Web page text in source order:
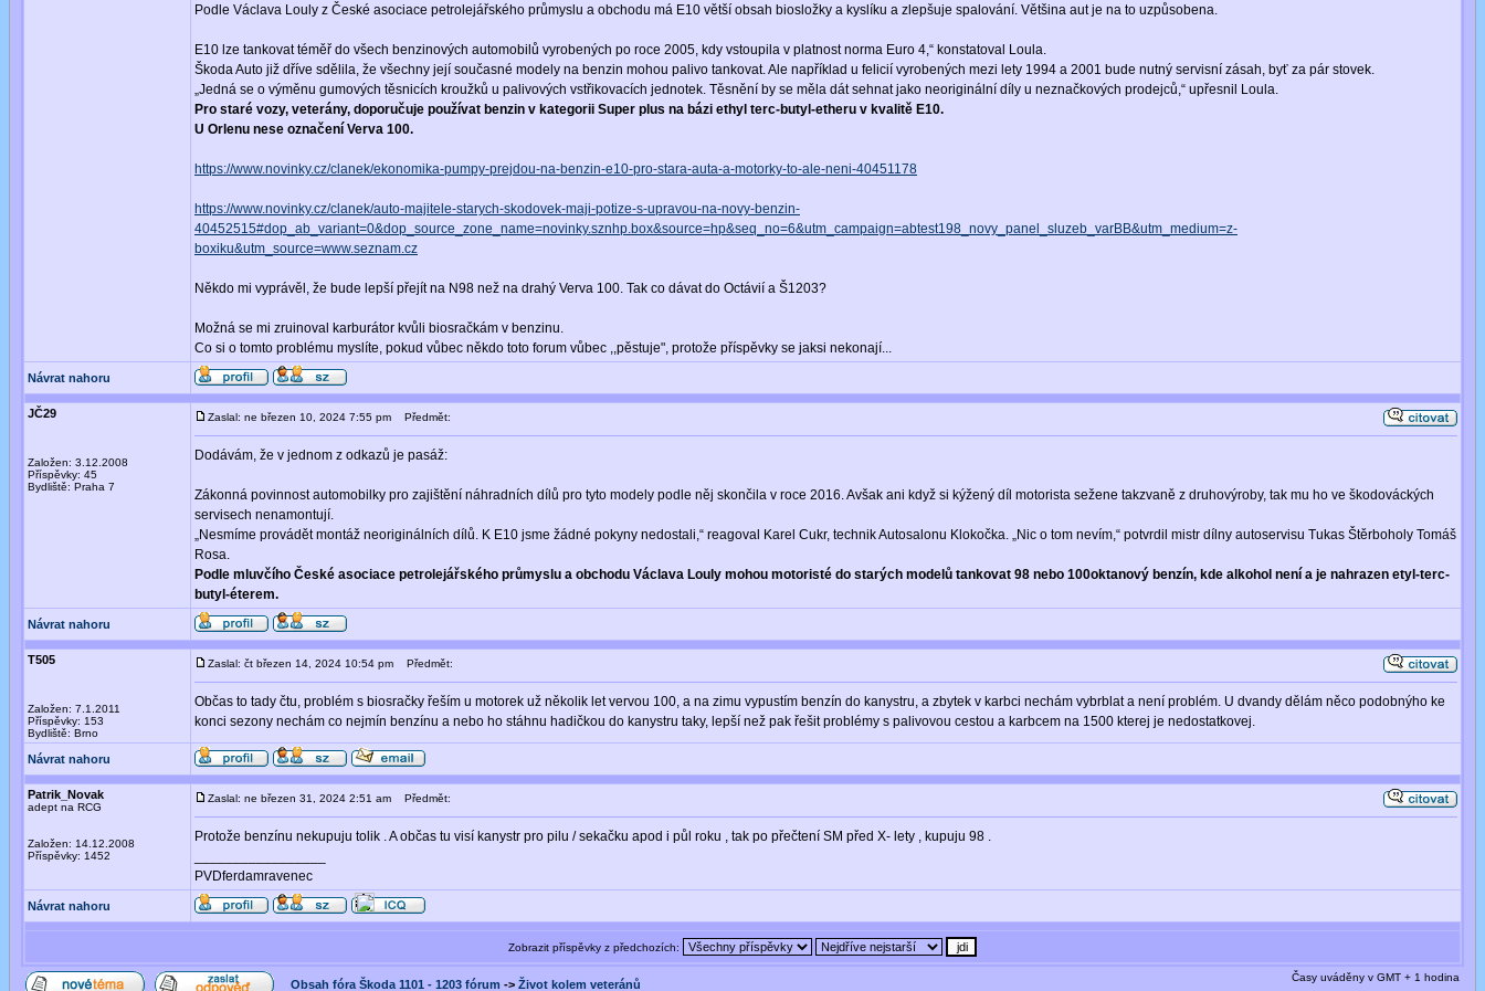
Podle Václava Louly z České asociace petrolejářského průmyslu a obchodu má E10 větší obsah biosložky a kyslíku a zlepšuje spalování. Většina aut je na to uzpůsobena.
E10 lze tankovat téměř do všech benzinových automobilů vyrobených po roce 2005, kdy vstoupila v platnost norma Euro 4,“ konstatoval Loula.
Škoda Auto již dříve sdělila, že všechny její současné modely na benzin mohou palivo tankovat. Ale například u felicií vyrobených mezi lety 1994 a 2001 bude nutný servisní zásah, byť za pár stovek.
„Jedná se o výměnu gumových těsnicích kroužků u palivových vstřikovacích jednotek. Těsnění by se měla dát sehnat jako neoriginální díly u neznačkových prodejců,“ upřesnil Loula.
Pro staré vozy, veterány, doporučuje používat benzin v kategorii Super plus na bázi ethyl terc-butyl-etheru v kvalitě E10.
U Orlenu nese označení Verva 100.
https://www.novinky.cz/clanek/ekonomika-pumpy-prejdou-na-benzin-e10-pro-stara-auta-a-motorky-to-ale-neni-40451178
https://www.novinky.cz/clanek/auto-majitele-starych-skodovek-maji-potize-s-upravou-na-novy-benzin-
40452515#dop_ab_variant=0&dop_source_zone_name=novinky.sznhp.box&source=hp&seq_no=6&utm_campaign=abtest198_novy_panel_sluzeb_varBB&utm_medium=z-
boxiku&utm_source=www.seznam.cz
Někdo mi vyprávěl, že bude lepší přejít na N98 než na drahý Verva 100. Tak co dávat do Octávií a Š1203?
Možná se mi zruinoval karburátor kvůli biosračkám v benzinu.
Co si o tomto problému myslíte, pokud vůbec někdo toto forum vůbec ,,pěstuje", protože příspěvky se jaksi nekonají...
Návrat nahoru
JČ29
Založen: 3.12.2008
Příspěvky: 45
Bydliště: Praha 7
Zaslal: ne březen 10, 2024 7:55 pm Předmět:
Dodávám, že v jednom z odkazů je pasáž:
Zákonná povinnost automobilky pro zajištění náhradních dílů pro tyto modely podle něj skončila v roce 2016. Avšak ani když si kýžený díl motorista sežene takzvaně z druhovýroby, tak mu ho ve škodováckých
servisech nenamontují.
„Nesmíme provádět montáž neoriginálních dílů. K E10 jsme žádné pokyny nedostali,“ reagoval Karel Cukr, technik Autosalonu Klokočka. „Nic o tom nevím,“ potvrdil mistr dílny autoservisu Tukas Štěrboholy Tomáš
Rosa.
Podle mluvčího České asociace petrolejářského průmyslu a obchodu Václava Louly mohou motoristé do starých modelů tankovat 98 nebo 100oktanový benzín, kde alkohol není a je nahrazen etyl-terc-
butyl-éterem.
Návrat nahoru
T505
Založen: 7.1.2011
Příspěvky: 153
Bydliště: Brno
Zaslal: čt březen 14, 2024 10:54 pm Předmět:
Občas to tady čtu, problém s biosračky řeším u motorek už několik let vervou 100, a na zimu vypustím benzín do kanystru, a zbytek v karbci nechám vybrblat a není problém. U dvandy dělám něco podobnýho ke
konci sezony nechám co nejmín benzínu a nebo ho stáhnu hadičkou do kanystru taky, lepší než pak řešit problémy s palivovou cestou a karbcem na 1500 kterej je nedostatkovej.
Návrat nahoru
Patrik_Novak
adept na RCG
Založen: 14.12.2008
Příspěvky: 1452
Zaslal: ne březen 31, 2024 2:51 am Předmět:
Protože benzínu nekupuju tolik . A občas tu visí kanystr pro pilu / sekačku apod i půl roku , tak po přečtení SM před X- lety , kupuju 98 .
PVDferdamravenec
Návrat nahoru
Zobrazit příspěvky z předchozích:
Obsah fóra Škoda 1101 - 1203 fórum -> Život kolem veteránů
Časy uváděny v GMT + 1 hodina